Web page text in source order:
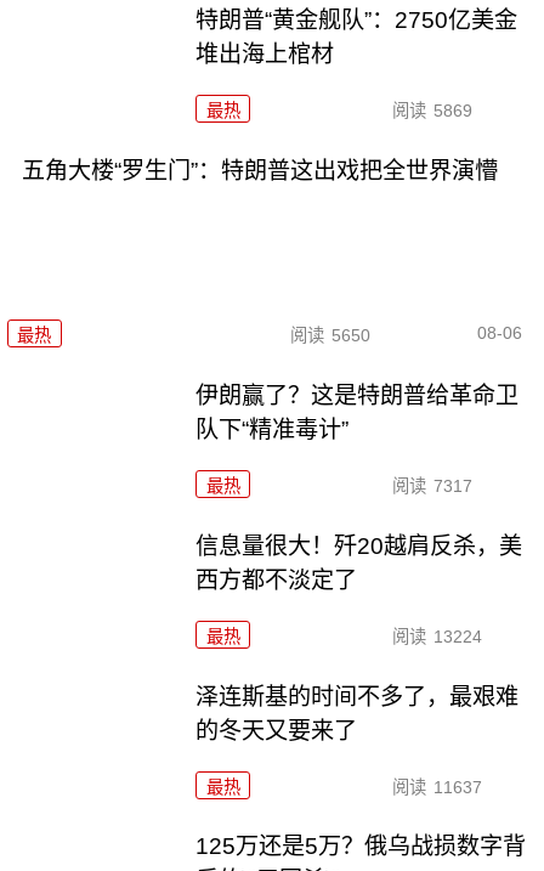
特朗普“黄金舰队”：2750亿美金
堆出海上棺材
最热 阅读 5869
五角大楼“罗生门”：特朗普这出戏把全世界演懵
最热 阅读 5650 08-06
伊朗赢了？这是特朗普给革命卫
队下“精准毒计”
最热 阅读 7317
信息量很大！歼20越肩反杀，美
西方都不淡定了
最热 阅读 13224
泽连斯基的时间不多了，最艰难
的冬天又要来了
最热 阅读 11637
125万还是5万？俄乌战损数字背